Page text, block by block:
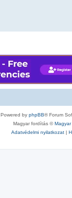
Powered by phpBB® Forum
Magyar fordítás ©
Adatvédelmi nyilatkozat|